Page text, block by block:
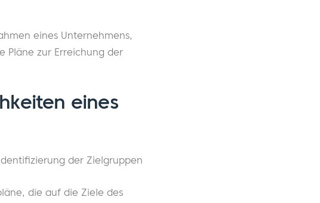
eines Unternehmens,
Pläne zur Erreichung der
eines
der Zielgruppen
die auf die Ziele des